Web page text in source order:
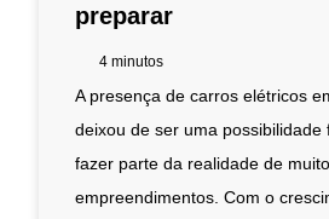
preparar
4 minutos
A presença de carros elétricos
deixou de ser uma possibilidade
fazer parte da realidade de
empreendimentos. Com o